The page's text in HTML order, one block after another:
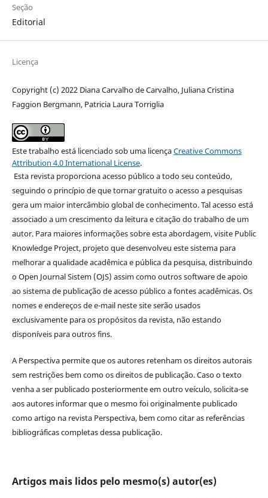
Seção
Editorial
Licença
Copyright (c) 2022 Diana Carvalho de Carvalho, Juliana Cristina
Faggion Bergmann, Patricia Laura Torriglia
Este trabalho está licenciado sob uma licençaCreative Commons
Attribution 4.0 International License.
Esta revista proporciona acesso público a todo seu conteúdo,
seguindo o princípio de que tornar gratuito o acesso a pesquisas
gera um maior intercâmbio global de conhecimento. Tal acesso está
associado a um crescimento da leitura e citação do trabalho de um
autor. Para maiores informações sobre esta abordagem, visite Public
Knowledge Project, projeto que desenvolveu este sistema para
melhorar a qualidade acadêmica e pública da pesquisa, distribuindo
o Open Journal Sistem (OJS) assim como outros software de apoio
ao sistema de publicação de acesso público a fontes acadêmicas. Os
nomes e endereços de e-mail neste site serão usados
exclusivamente para os propósitos da revista, não estando
disponíveis para outros fins.
A Perspectiva permite que os autores retenham os direitos autorais
sem restrições bem como os direitos de publicação. Caso o texto
venha a ser publicado posteriormente em outro veículo, solicita-se
aos autores informar que o mesmo foi originalmente publicado
como artigo na revista Perspectiva, bem como citar as referências
bibliográficas completas dessa publicação.
Artigos mais lidos pelo mesmo(s) autor(es)